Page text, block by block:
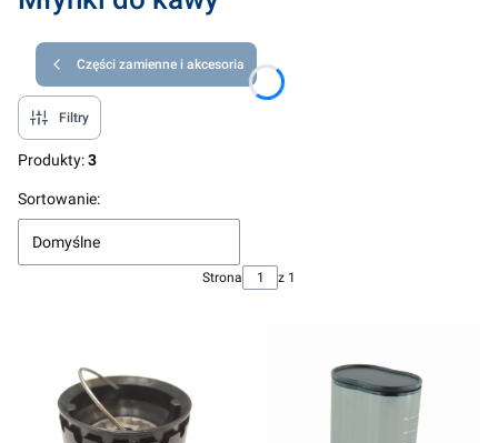
Części zamienne i akcesoria
Filtry
Produkty:3
Lista produktów
Sortowanie:
Domyślne
Strona z 1